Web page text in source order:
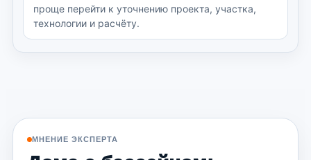
проще перейти к уточнению проекта, участка,
технологии и расчёту.
МНЕНИЕ ЭКСПЕРТА